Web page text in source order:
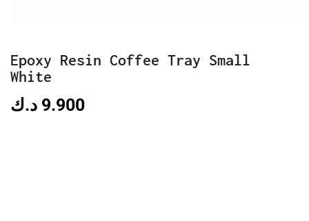
Epoxy Resin Coffee Tray Small
White
9.900 د.ك